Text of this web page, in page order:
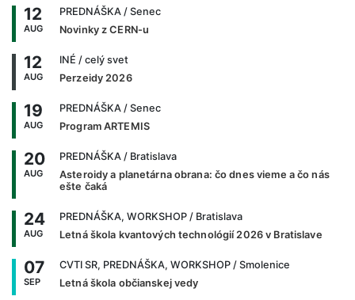
12
AUG
PREDNÁŠKA / Senec
Novinky z CERN-u
12
AUG
INÉ / celý svet
Perzeidy 2026
19
AUG
PREDNÁŠKA / Senec
Program ARTEMIS
20
AUG
PREDNÁŠKA / Bratislava
Asteroidy a planetárna obrana: čo dnes vieme a čo nás
ešte čaká
24
AUG
PREDNÁŠKA, WORKSHOP / Bratislava
Letná škola kvantových technológií 2026 v Bratislave
07
SEP
CVTI SR, PREDNÁŠKA, WORKSHOP / Smolenice
Letná škola občianskej vedy